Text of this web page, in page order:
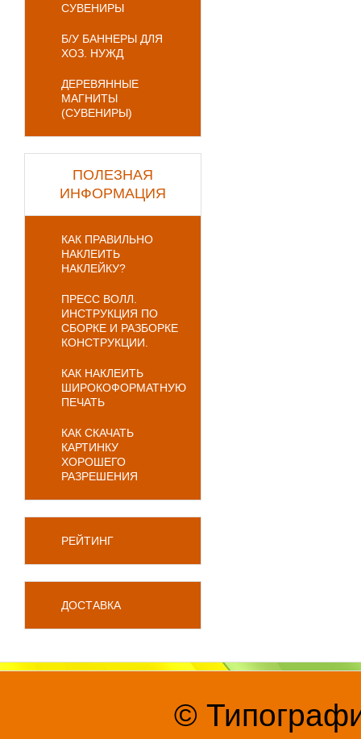
СУВЕНИРЫ
Б/У БАННЕРЫ ДЛЯ
ХОЗ. НУЖД
ДЕРЕВЯННЫЕ
МАГНИТЫ
(СУВЕНИРЫ)
ПОЛЕЗНАЯ
ИНФОРМАЦИЯ
КАК ПРАВИЛЬНО
НАКЛЕИТЬ
НАКЛЕЙКУ?
ПРЕСС ВОЛЛ.
ИНСТРУКЦИЯ ПО
СБОРКЕ И РАЗБОРКЕ
КОНСТРУКЦИИ.
КАК НАКЛЕИТЬ
ШИРОКОФОРМАТНУЮ
ПЕЧАТЬ
КАК СКАЧАТЬ
КАРТИНКУ
ХОРОШЕГО
РАЗРЕШЕНИЯ
РЕЙТИНГ
ДОСТАВКА
©